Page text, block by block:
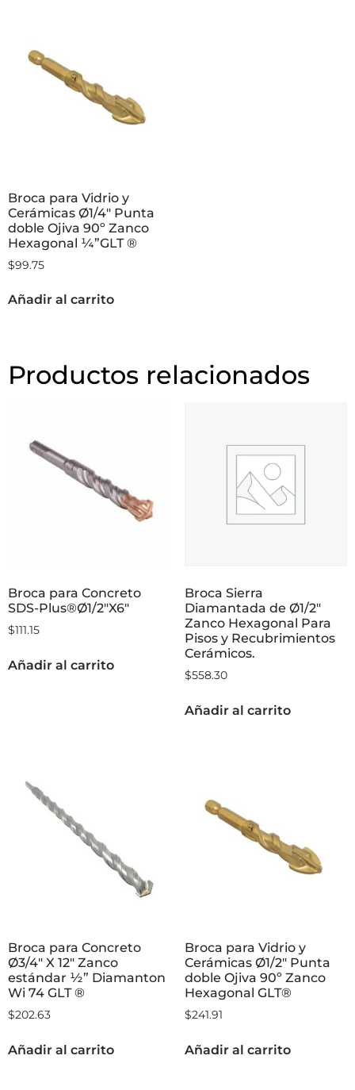
Broca para Vidrio y
Cerámicas Ø1/4″ Punta
doble Ojiva 90º Zanco
Hexagonal ¼”GLT ®
$99.75
Añadir al carrito
Productos relacionados
Broca para Concreto
SDS-Plus®Ø1/2″X6″
$111.15
Añadir al carrito
Broca Sierra
Diamantada de Ø1/2″
Zanco Hexagonal Para
Pisos y Recubrimientos
Cerámicos.
$558.30
Añadir al carrito
Broca para Concreto
Ø3/4″ X 12″ Zanco
estándar ½” Diamanton
Wi 74 GLT ®
$202.63
Añadir al carrito
Broca para Vidrio y
Cerámicas Ø1/2″ Punta
doble Ojiva 90º Zanco
Hexagonal GLT®
$241.91
Añadir al carrito